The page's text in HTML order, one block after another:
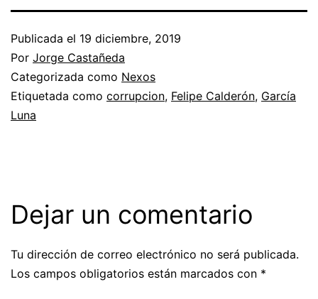
Publicada el 19 diciembre, 2019
Por Jorge Castañeda
Categorizada como Nexos
Etiquetada como corrupcion, Felipe Calderón, García
Luna
Dejar un comentario
Tu dirección de correo electrónico no será publicada.
Los campos obligatorios están marcados con *